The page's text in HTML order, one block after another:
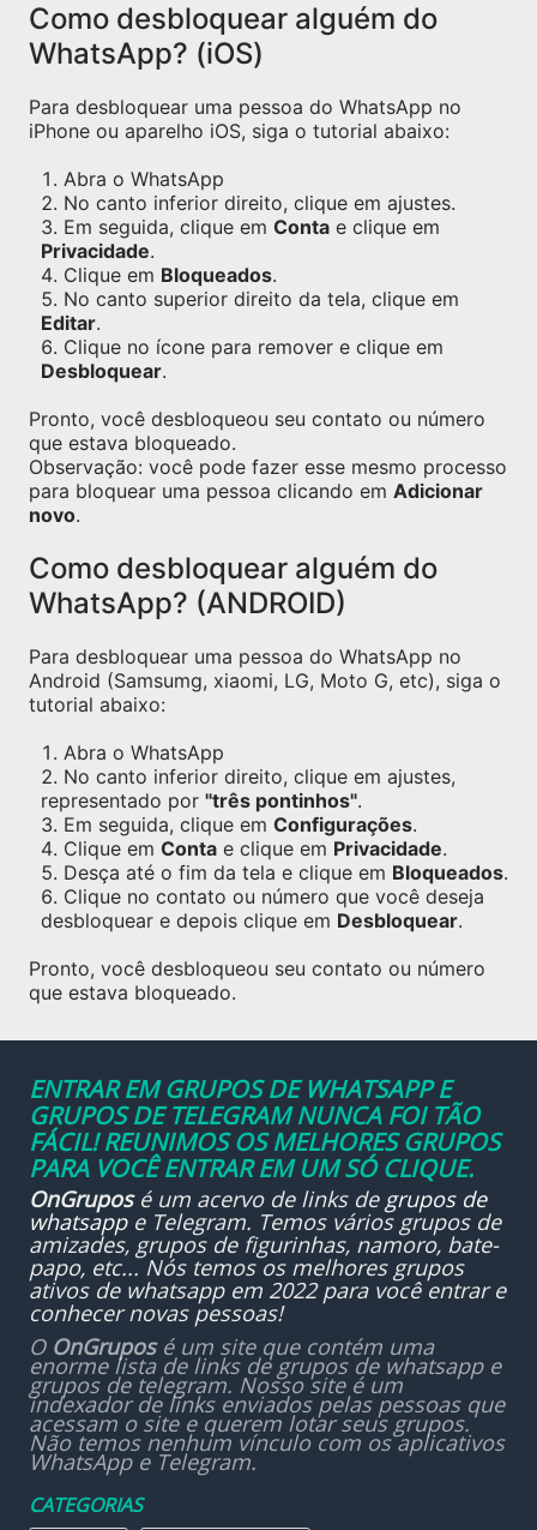
Como desbloquear alguém do
WhatsApp? (iOS)
Para desbloquear uma pessoa do WhatsApp no
iPhone ou aparelho iOS, siga o tutorial abaixo:
Abra o WhatsApp
No canto inferior direito, clique em ajustes.
Em seguida, clique em Conta e clique em
Privacidade.
Clique em Bloqueados.
No canto superior direito da tela, clique em
Editar.
Clique no ícone para remover e clique em
Desbloquear.
Pronto, você desbloqueou seu contato ou número
que estava bloqueado.
Observação: você pode fazer esse mesmo processo
para bloquear uma pessoa clicando em Adicionar
novo.
Como desbloquear alguém do
WhatsApp? (ANDROID)
Para desbloquear uma pessoa do WhatsApp no
Android (Samsumg, xiaomi, LG, Moto G, etc), siga o
tutorial abaixo:
Abra o WhatsApp
No canto inferior direito, clique em ajustes,
representado por "três pontinhos".
Em seguida, clique em Configurações.
Clique em Conta e clique em Privacidade.
Desça até o fim da tela e clique em Bloqueados.
Clique no contato ou número que você deseja
desbloquear e depois clique em Desbloquear.
Pronto, você desbloqueou seu contato ou número
que estava bloqueado.
ENTRAR EM GRUPOS DE WHATSAPP E
GRUPOS DE TELEGRAM NUNCA FOI TÃO
FÁCIL! REUNIMOS OS MELHORES GRUPOS
PARA VOCÊ ENTRAR EM UM SÓ CLIQUE.
OnGruposé um acervo de links de grupos de
whatsappe Telegram. Temos vários grupos de
amizades, grupos de figurinhas, namoro, bate-
papo, etc... Nós temos os melhores grupos
ativos de whatsapp em 2022 para você entrar e
conhecer novas pessoas!
O OnGruposé um site que contém uma
enorme lista de links de grupos de whatsapp e
grupos de telegram. Nosso site é um
indexador de links enviados pelas pessoas que
acessam o site e querem lotar seus grupos.
Não temos nenhum vínculo com os aplicativos
WhatsApp e Telegram.
CATEGORIAS